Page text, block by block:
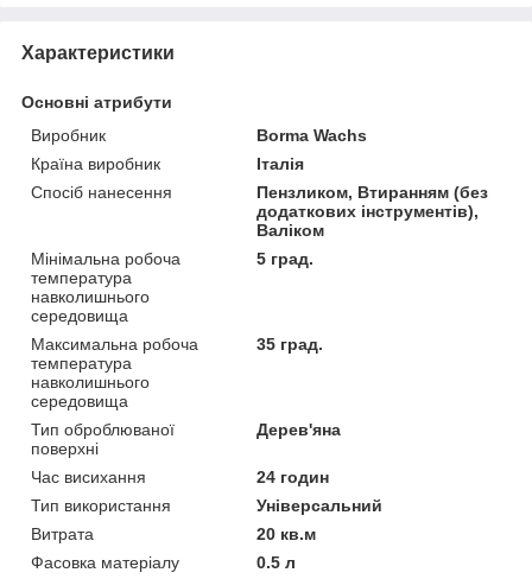
Характеристики
Основні атрибути
Виробник
Borma Wachs
Країна виробник
Італія
Спосіб нанесення
Пензликом, Втиранням (без
додаткових інструментів),
Валіком
Мінімальна робоча
температура
навколишнього
середовища
5 град.
Максимальна робоча
температура
навколишнього
середовища
35 град.
Тип оброблюваної
поверхні
Дерев'яна
Час висихання
24 годин
Тип використання
Універсальний
Витрата
20 кв.м
Фасовка матеріалу
0.5 л